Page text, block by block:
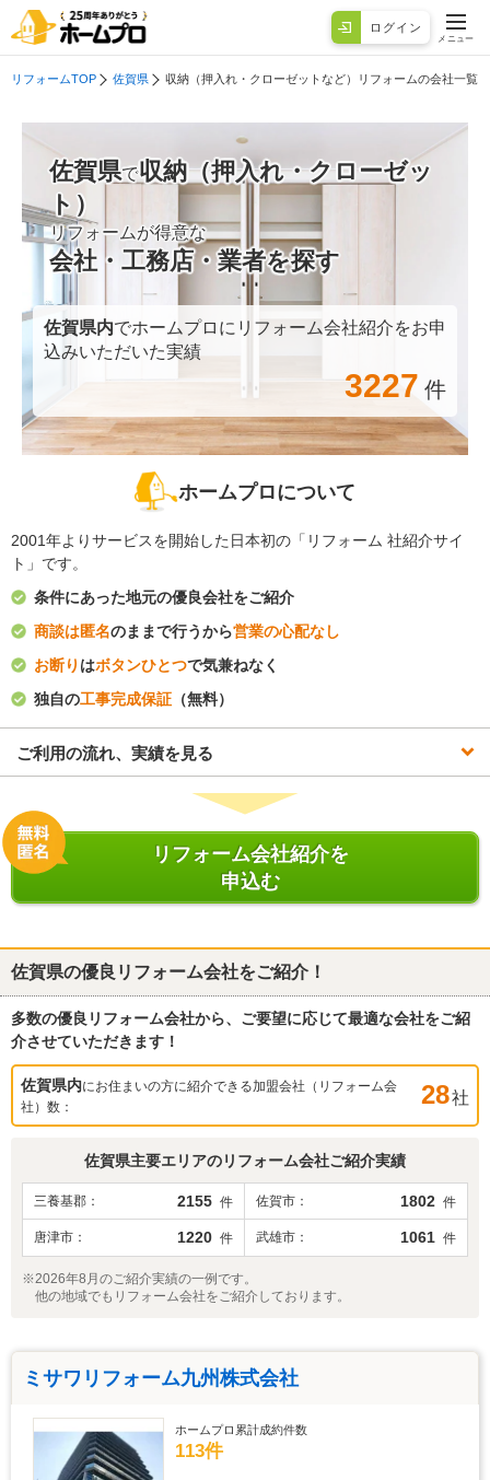
ログイン
メニュー
リフォームTOP 佐賀県 収納（押入れ・クローゼットなど）リフォームの会社一覧
佐賀県で収納（押入れ・クローゼッ
ト）
リフォームが得意な
会社・工務店・業者を探す
佐賀県内でホームプロにリフォーム会社紹介をお申
込みいただいた実績
3227 件
ホームプロについて
2001年よりサービスを開始した日本初の「リフォーム 社紹介サイ
ト」です。
条件にあった地元の優良会社をご紹介
商談は匿名のままで行うから営業の心配なし
お断り はボタンひとつで気兼ねなく
独自の工事完成保証 （無料）
ご利用の流れ、実績を見る
リフォーム会社紹介を
申込む
佐賀県の優良リフォーム会社をご紹介！
多数の優良リフォーム会社から、ご要望に応じて最適な会社をご紹
介させていただきます！
佐賀県内にお住まいの方に紹介できる加盟会社（リフォーム会
社）数：
28社
佐賀県主要エリアのリフォーム会社ご紹介実績
三養基郡 2155 件 佐賀市 1802 件
唐津市 1220 件 武雄市 1061 件
※2026年8月のご紹介実績の一例です。
他の地域でもリフォーム会社をご紹介しております。
ミサワリフォーム九州株式会社
ホームプロ累計成約件数
113件